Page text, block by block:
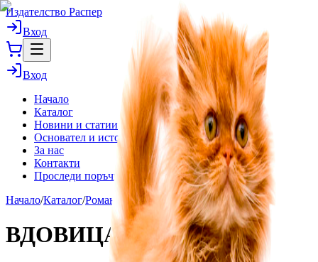
Издателство Распер
Вход
Вход
Начало
Каталог
Новини и статии
Основател и история
За нас
Контакти
Проследи поръчка
Начало/Каталог/Романи / ВДОВИЦАТА НА БОГА
ВДОВИЦАТА НА БОГА